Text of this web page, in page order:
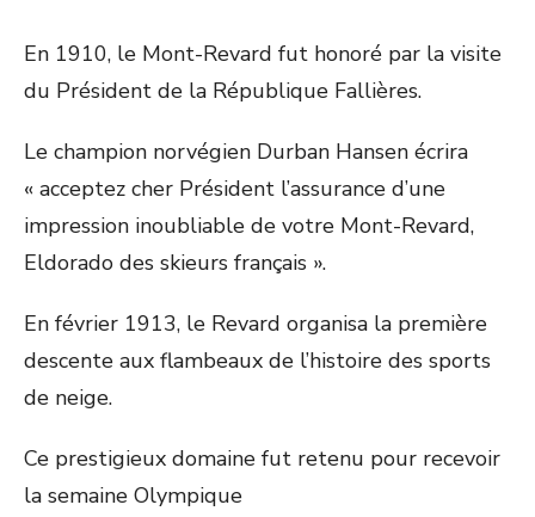
En 1910, le Mont-Revard fut honoré par la visite
du Président de la République Fallières.
Le champion norvégien Durban Hansen écrira
« acceptez cher Président l’assurance d’une
impression inoubliable de votre Mont-Revard,
Eldorado des skieurs français ».
En février 1913, le Revard organisa la première
descente aux flambeaux de l’histoire des sports
de neige.
Ce prestigieux domaine fut retenu pour recevoir
la semaine Olympique